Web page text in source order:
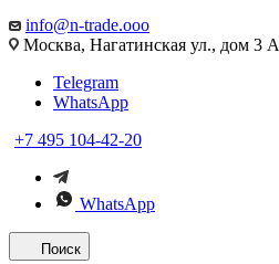
info@n-trade.ooo
Москва, Нагатинская ул., дом 3 А
Telegram
WhatsApp
+7 495 104-42-20
WhatsApp
Поиск